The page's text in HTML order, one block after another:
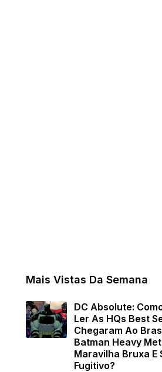
Mais Vistas Da Semana
DC Absolute:
Ler As HQs Best
Chegaram Ao
Batman Heavy
Maravilha Bruxa E
Fugitivo?